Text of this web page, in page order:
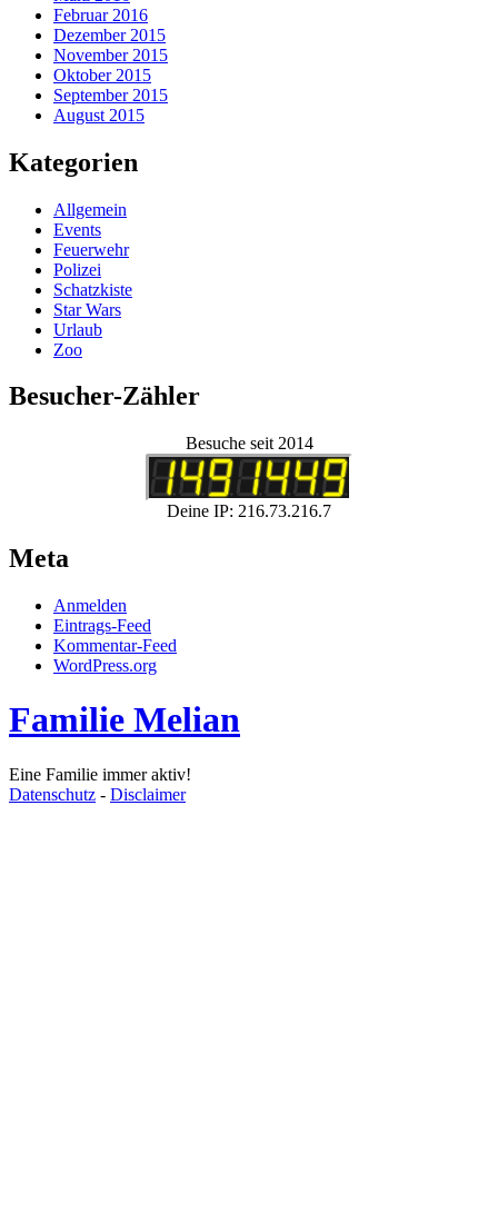
Februar 2016
Dezember 2015
November 2015
Oktober 2015
September 2015
August 2015
Kategorien
Allgemein
Events
Feuerwehr
Polizei
Schatzkiste
Star Wars
Urlaub
Zoo
Besucher-Zähler
Besuche seit 2014
Deine IP: 216.73.216.7
Meta
Anmelden
Eintrags-Feed
Kommentar-Feed
WordPress.org
Familie Melian
Eine Familie immer aktiv!
Datenschutz - Disclaimer